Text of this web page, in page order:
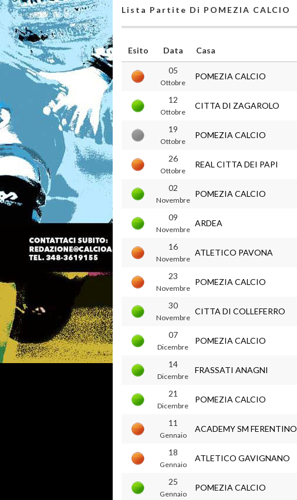
Lista Partite Di POMEZIA CALCIO
Esito Data Casa
05
Ottobre
POMEZIA CALCIO
12
Ottobre
CITTA DI ZAGAROLO
19
Ottobre
POMEZIA CALCIO
26
Ottobre
REAL CITTA DEI PAPI
02
Novembre
POMEZIA CALCIO
09
Novembre
ARDEA
16
Novembre
ATLETICO PAVONA
23
Novembre
POMEZIA CALCIO
30
Novembre
CITTA DI COLLEFERRO
07
Dicembre
POMEZIA CALCIO
14
Dicembre
FRASSATI ANAGNI
21
Dicembre
POMEZIA CALCIO
11
Gennaio
ACADEMY SM FERENTINO
18
Gennaio
ATLETICO GAVIGNANO
25
Gennaio
POMEZIA CALCIO